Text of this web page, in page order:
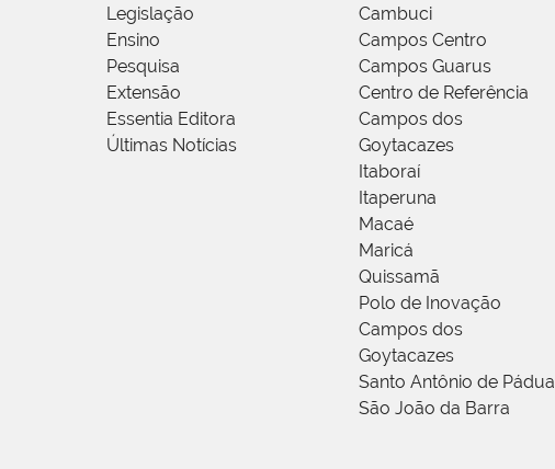
Legislação
Ensino
Pesquisa
Extensão
Essentia Editora
Últimas Notícias
Cambuci
Campos Centro
Campos Guarus
Centro de Referência
Campos dos
Goytacazes
Itaboraí
Itaperuna
Macaé
Maricá
Quissamã
Polo de Inovação
Campos dos
Goytacazes
Santo Antônio de Pádua
São João da Barra